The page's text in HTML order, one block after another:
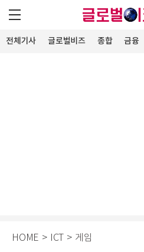
전체기사 글로벌비즈 종합 금융
HOME > ICT > 게임